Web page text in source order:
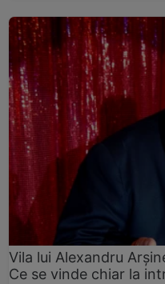
Vila lui Alexandru
Ce se vinde chiar la